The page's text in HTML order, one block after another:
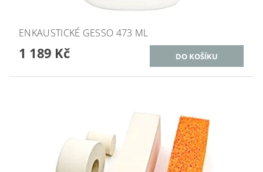
ENKAUSTICKÉ GESSO 473 ML
1 189 Kč